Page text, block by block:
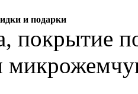
и подарки
покрытие